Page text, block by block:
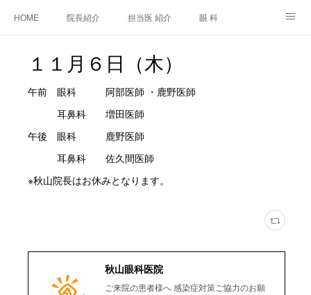
HOME 院長紹介 担当医 紹介 眼 科
アクセス ご相談・お問合せ 施設基準等及び掲示事項について
１１月６日（木）
午前 眼科 阿部医師 ・鹿野医師
耳鼻科 増田医師
午後 眼科 鹿野医師
耳鼻科 佐久間医師
※秋山院長はお休みとなります。
秋山眼科医院
ご来院の患者様へ 感染症対策ご協力のお願